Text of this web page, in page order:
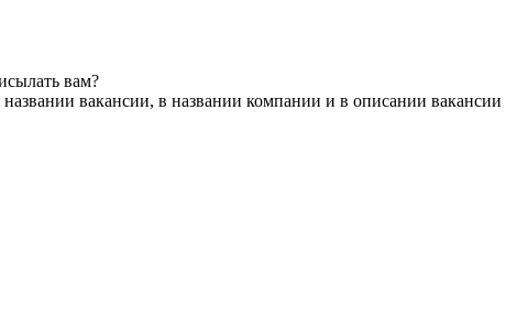
вам?
вакансии, в названии компании и в описании вакансии